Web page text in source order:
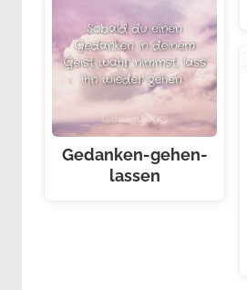
Gedanken-gehen-
lassen